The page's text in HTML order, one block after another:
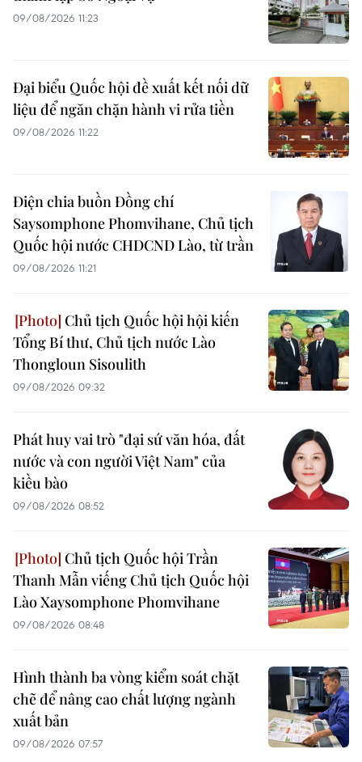
09/08/2026 11:23
Đại biểu Quốc hội đề xuất kết nối dữ
liệu để ngăn chặn hành vi rửa tiền
09/08/2026 11:22
Điện chia buồn Đồng chí
Saysomphone Phomvihane, Chủ tịch
Quốc hội nước CHDCND Lào, từ trần
09/08/2026 11:21
Chủ tịch Quốc hội hội kiến
Tổng Bí thư, Chủ tịch nước Lào
Thongloun Sisoulith
09/08/2026 09:32
Phát huy vai trò "đại sứ văn hóa, đất
nước và con người Việt Nam" của
kiều bào
09/08/2026 08:52
Chủ tịch Quốc hội Trần
Thanh Mẫn viếng Chủ tịch Quốc hội
Lào Xaysomphone Phomvihane
09/08/2026 08:48
Hình thành ba vòng kiểm soát chặt
chẽ để nâng cao chất lượng ngành
xuất bản
09/08/2026 07:57